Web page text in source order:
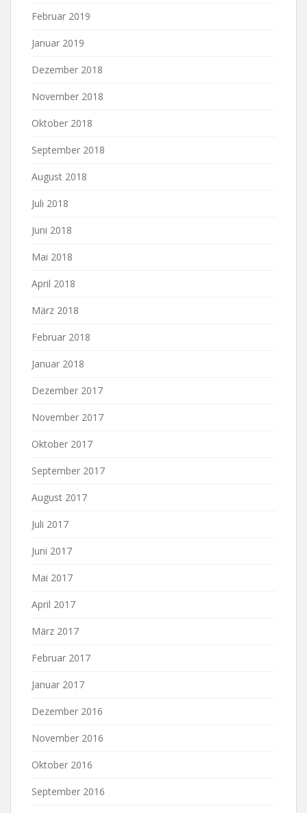
Februar 2019
Januar 2019
Dezember 2018
November 2018
Oktober 2018
September 2018
August 2018
Juli 2018
Juni 2018
Mai 2018
April 2018
März 2018
Februar 2018
Januar 2018
Dezember 2017
November 2017
Oktober 2017
September 2017
August 2017
Juli 2017
Juni 2017
Mai 2017
April 2017
März 2017
Februar 2017
Januar 2017
Dezember 2016
November 2016
Oktober 2016
September 2016